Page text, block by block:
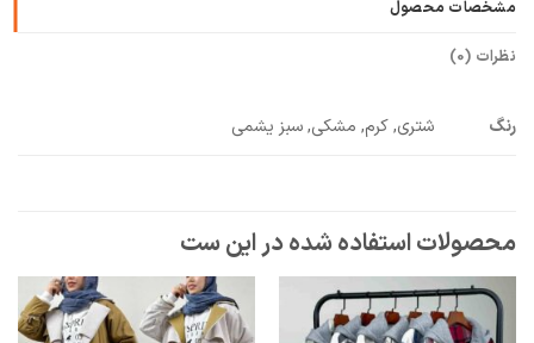
مشخصات محصول
نظرات (0)
رنگ شتری, کرم, مشکی, سبز یشمی